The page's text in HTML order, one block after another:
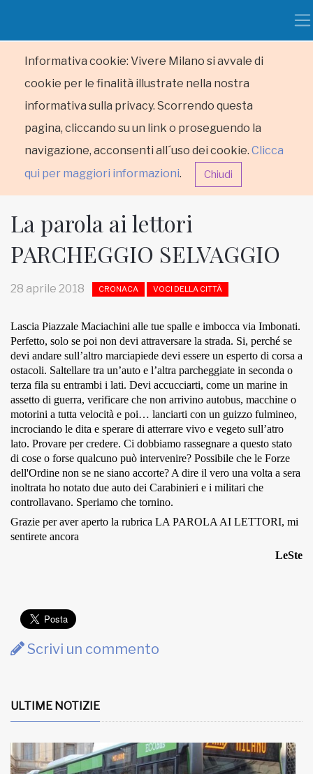
Informativa cookie: Vivere Milano si avvale di
cookie per le finalità illustrate nella nostra
informativa sulla privacy. Scorrendo questa
pagina, cliccando su un link o proseguendo la
navigazione, acconsenti all´uso dei cookie. Clicca
qui per maggiori informazioni. Chiudi
HOME
MUNICIPI
Inviateci le vostre segnalazioni
Iscriviti alla newsletter
www.viveremilano.info
Fondato e diretto da Enzo De
Bernardis
Imbonati, 89 20159 Milano (Italia)
La parola ai lettori
PARCHEGGIO SELVAGGIO
28 aprile 2018 CRONACA VOCI DELLA CITTÀ
Lascia Piazzale Maciachini alle tue spalle e imbocca via Imbonati.
Perfetto, solo se poi non devi attraversare la strada. Si, perché se
devi andare sull’altro marciapiede devi essere un esperto di corsa a
ostacoli. Saltellare tra un’auto e l’altra parcheggiate in seconda o
terza fila su entrambi i lati. Devi accucciarti, come un marine in
assetto di guerra, verificare che non arrivino autobus, macchine o
motorini a tutta velocità e poi… lanciarti con un guizzo fulmineo,
incrociando le dita e sperare di atterrare vivo e vegeto sull’atro
lato. Provare per credere. Ci dobbiamo rassegnare a questo stato
di cose o forse qualcuno può intervenire? Possibile che le Forze
dell'Ordine non se ne siano accorte? A dire il vero una volta a sera
inoltrata ho notato due auto dei Carabinieri e i militari che
controllavano. Speriamo che tornino.
Grazie per aver aperto la rubrica LA PAROLA AI LETTORI, mi
sentirete ancora
LeSte
Scrivi un commento
ULTIME NOTIZIE